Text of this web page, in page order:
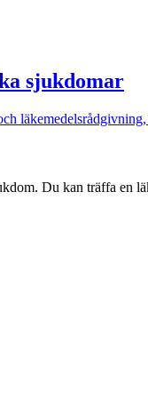
sjukdomar
Du kan träffa en